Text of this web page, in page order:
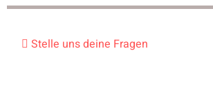
Stelle uns deine Fragen